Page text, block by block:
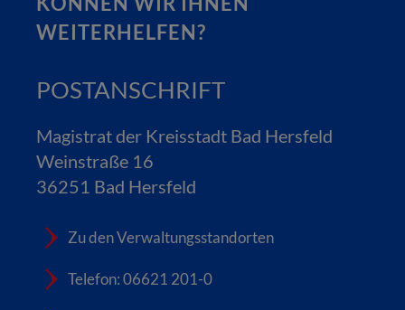
WEITERHELFEN?
POSTANSCHRIFT
Magistrat der Kreisstadt Bad Hersfeld
Weinstraße 16
36251 Bad Hersfeld
Zu den Verwaltungsstandorten
Telefon: 06621 201-0